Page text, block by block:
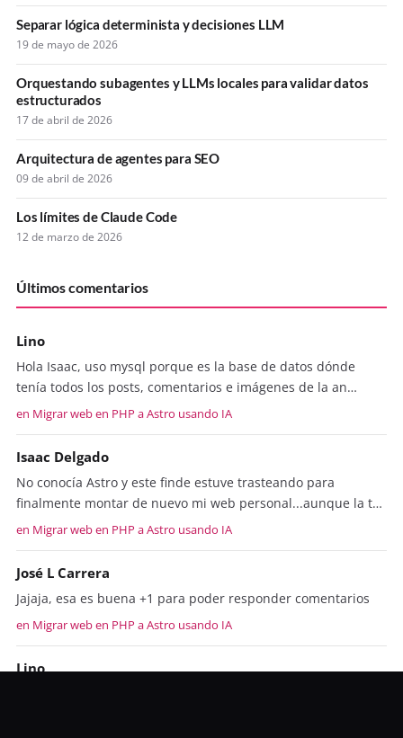
Separar lógica determinista y decisiones LLM
19 de mayo de 2026
Orquestando subagentes y LLMs locales para validar datos
estructurados
17 de abril de 2026
Arquitectura de agentes para SEO
09 de abril de 2026
Los límites de Claude Code
12 de marzo de 2026
Últimos comentarios
Lino
Hola Isaac, uso mysql porque es la base de datos dónde
tenía todos los posts, comentarios e imágenes de la an…
en Migrar web en PHP a Astro usando IA
Isaac Delgado
No conocía Astro y este finde estuve trasteando para
finalmente montar de nuevo mi web personal...aunque la t…
en Migrar web en PHP a Astro usando IA
José L Carrera
Jajaja, esa es buena +1 para poder responder comentarios
en Migrar web en PHP a Astro usando IA
Lino